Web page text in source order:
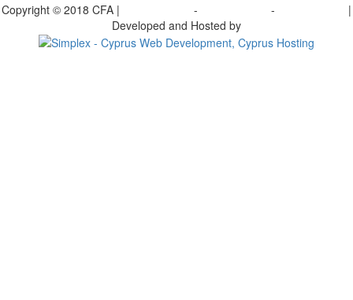
Copyright © 2018 CFA | - -
|
Developed and Hosted by